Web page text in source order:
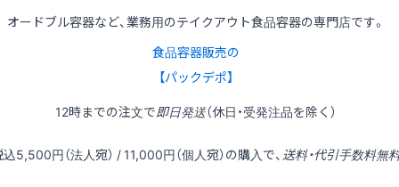
オードブル容器など、業務用のテイクアウト食品容器の専門店です。
食品容器販売の
【パックデポ】
12時までの注文で即日発送（休日・受発注品を除く）
込5,500円（法人宛） / 11,000円（個人宛）の購入で、 送料・代引手数料無